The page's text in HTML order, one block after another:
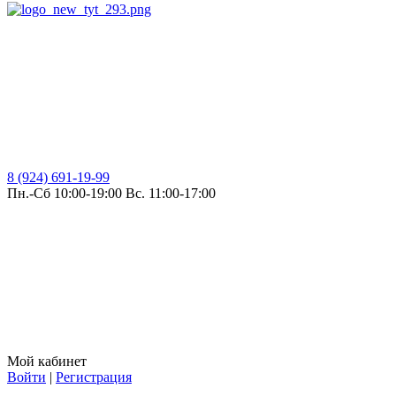
8 (924) 691-19-99
Пн.-Сб 10:00-19:00 Вс. 11:00-17:00
Мой кабинет
Войти | Регистрация